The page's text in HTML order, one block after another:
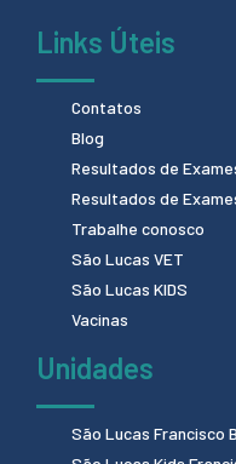
Links Úteis
Contatos
Blog
Resultados de
Resultados de
Trabalhe conosco
São Lucas VET
São Lucas KIDS
Vacinas
Unidades
São Lucas Francisco